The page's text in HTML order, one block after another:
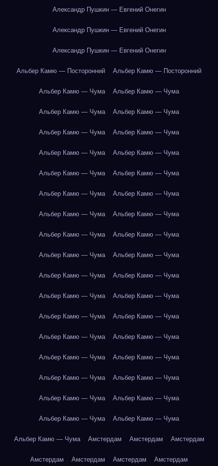
Александр Пушкин — Евгений Онегин
Александр Пушкин — Евгений Онегин
Александр Пушкин — Евгений Онегин
Альбер Камю — Посторонний Альбер Камю — Посторонний
Альбер Камю — Чума Альбер Камю — Чума
Альбер Камю — Чума Альбер Камю — Чума
Альбер Камю — Чума Альбер Камю — Чума
Альбер Камю — Чума Альбер Камю — Чума
Альбер Камю — Чума Альбер Камю — Чума
Альбер Камю — Чума Альбер Камю — Чума
Альбер Камю — Чума Альбер Камю — Чума
Альбер Камю — Чума Альбер Камю — Чума
Альбер Камю — Чума Альбер Камю — Чума
Альбер Камю — Чума Альбер Камю — Чума
Альбер Камю — Чума Альбер Камю — Чума
Альбер Камю — Чума Альбер Камю — Чума
Альбер Камю — Чума Альбер Камю — Чума
Альбер Камю — Чума Альбер Камю — Чума
Альбер Камю — Чума Альбер Камю — Чума
Альбер Камю — Чума Альбер Камю — Чума
Альбер Камю — Чума Альбер Камю — Чума
Альбер Камю — Чума Амстердам Амстердам Амстердам
Амстердам Амстердам Амстердам Амстердам